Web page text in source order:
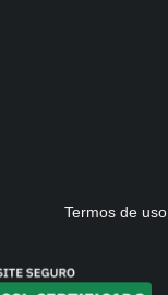
Termos de uso